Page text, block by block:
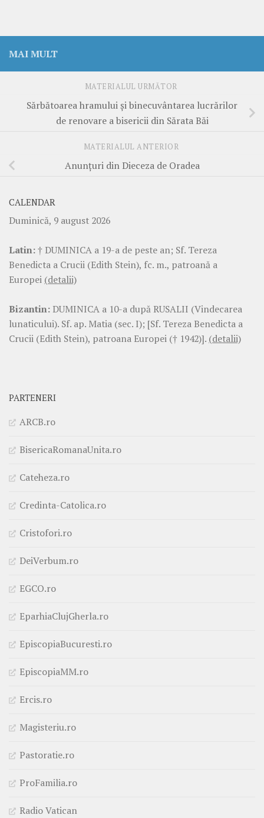
MAI MULT
MATERIALUL URMĂTOR
Sărbătoarea hramului și binecuvântarea lucrărilor
de renovare a bisericii din Sărata Băi
MATERIALUL ANTERIOR
Anunțuri din Dieceza de Oradea
CALENDAR
Duminică, 9 august 2026
Latin:† DUMINICA a 19-a de peste an; Sf. Tereza
Benedicta a Crucii (Edith Stein), fc. m., patroană a
Europei (detalii)
Bizantin: DUMINICA a 10-a după RUSALII (Vindecarea
lunaticului). Sf. ap. Matia (sec. I); [Sf. Tereza Benedicta a
Crucii (Edith Stein), patroana Europei († 1942)]. (detalii)
PARTENERI
ARCB.ro
BisericaRomanaUnita.ro
Cateheza.ro
Credinta-Catolica.ro
Cristofori.ro
DeiVerbum.ro
EGCO.ro
EparhiaClujGherla.ro
EpiscopiaBucuresti.ro
EpiscopiaMM.ro
Ercis.ro
Magisteriu.ro
Pastoratie.ro
ProFamilia.ro
Radio Vatican